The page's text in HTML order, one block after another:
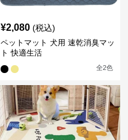
¥2,080 (税込)
ペットマット 犬用 速乾消臭マッ
ト 快適生活
全2色